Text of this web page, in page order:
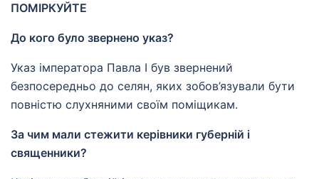
ПОМІРКУЙТЕ
До кого було звернено указ?
Указ імператора Павла І був звернений
безпосередньо до селян, яких зобов’язували бути
повністю слухняними своїм поміщикам.
За чим мали стежити керівники губерній і
священники?